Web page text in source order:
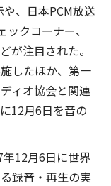
、日本PCM放送
クコーナー、
が注目された。
したほか、第一
ィオ協会と関連
12月6日を音の
12月6日に世界
録音・再生の実